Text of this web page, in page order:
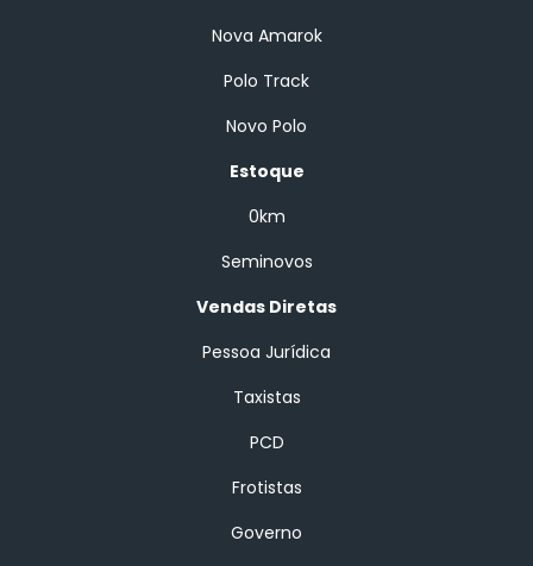
Nova Amarok
Polo Track
Novo Polo
Estoque
0km
Seminovos
Vendas Diretas
Pessoa Jurídica
Taxistas
PCD
Frotistas
Governo